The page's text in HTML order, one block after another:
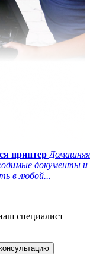
принтер Домашняя
документы и
в любой...
специалист